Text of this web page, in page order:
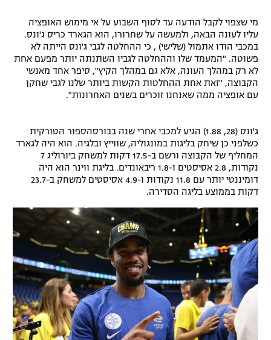
תנאי שימוש
מדיניות פרטיות
תקנון פעילות ספורט 1
הצטרפות לחבילת הערוצים
לוח דרושים – ג'ובנט
תגיות
המגזין
אומנויות לחימה
גיימינג E-Sports
מי שצפוי לקבל הודעה עד לסוף השבוע על אי מימוש האופציה
עליו לעונה הבאה, ולמעשה על שחרורו, הוא הגארד כריס ג'ונס.
במכבי הודו אתמול (שלישי) , כי ההחלטה לגבי ג'ונס הייתה לא
פשוטה. "המעמד שלו וההחלטה לגביו השתנתה יותר מפעם אחת
לא רק במהלך העונה, אלא גם במהלך הקיץ", סיפר אחד מאנשי
הקבוצה, "זאת אחת ההחלטות הקשות ביותר שלנו לגבי שחקן
עם אופציה ממה שאנחנו זוכרים בשנים האחרונות".
ג'ונס (28, 1.88) הגיע למכבי אחרי שנה בבורסהספור הטורקית
כשלפני כן שיחק בליגות במונגוליה, שווייץ ובלגיה. הוא היה לגארד
המחליף של הקבוצה ורשם ב-17.5 דקות למשחק ביורוליג 7
נקודות, 2.8 אסיסטים ו-1.8 ריבאונדים. בליגת ווינר הוא היה
דומיננטי יותר עם 11.8 נקודות ו-4.9 אסיסטים למשחק ב-23.7
דקות בממוצע בליגה הסדירה.